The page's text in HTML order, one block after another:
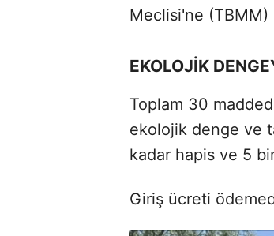
Meclisi'ne (TBMM)
EKOLOJİK
Toplam 30
ekolojik denge ve
kadar hapis ve 5
Giriş ücreti